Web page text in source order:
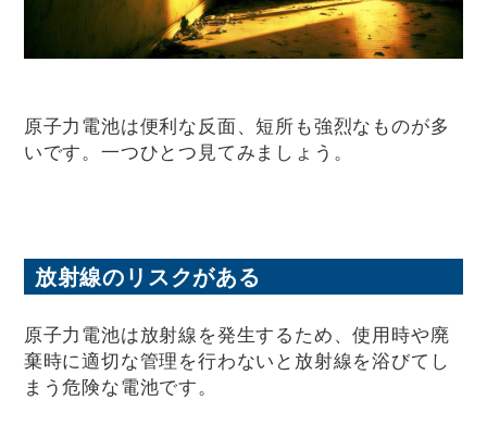
原子力電池は便利な反面、短所も強烈なものが多
いです。一つひとつ見てみましょう。
放射線のリスクがある
原子力電池は放射線を発生するため、使用時や廃
棄時に適切な管理を行わないと放射線を浴びてし
まう危険な電池です。